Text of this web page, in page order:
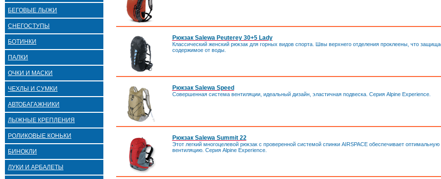
БЕГОВЫЕ ЛЫЖИ
СНЕГОСТУПЫ
БОТИНКИ
ПАЛКИ
ОЧКИ И МАСКИ
ЧЕХЛЫ И СУМКИ
АВТОБАГАЖНИКИ
ЛЫЖНЫЕ КРЕПЛЕНИЯ
РОЛИКОВЫЕ КОНЬКИ
БИНОКЛИ
ЛУКИ И АРБАЛЕТЫ
Рюкзак Salewa Peuterey 30+5 Lady
Классический женский рюкзак для горных видов спорта. Швы верхнего отделения проклеены, что
содержимое от воды.
Рюкзак Salewa Speed
Совершенная система вентиляции, идеальный дизайн, эластичная подвеска. Cерия Alpine Experience.
Рюкзак Salewa Summit 22
Этот легкий многоцелевой рюкзак с проверенной системой спинки AIRSPACE обеспечивает оптимальную
вентиляцию. Cерия Alpine Experience.